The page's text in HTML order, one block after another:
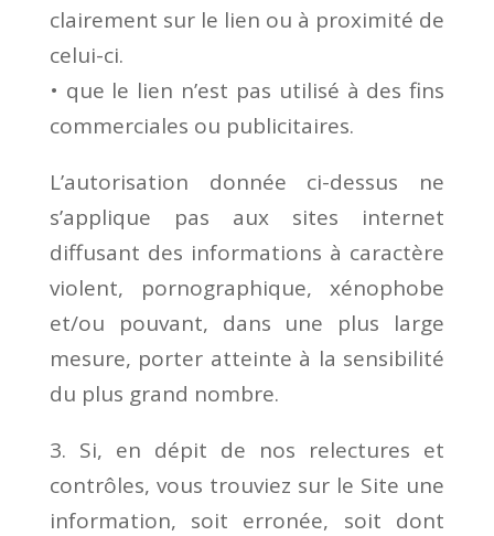
clairement sur le lien ou à proximité de
celui-ci.
• que le lien n’est pas utilisé à des fins
commerciales ou publicitaires.
L’autorisation donnée ci-dessus ne
s’applique pas aux sites internet
diffusant des informations à caractère
violent, pornographique, xénophobe
et/ou pouvant, dans une plus large
mesure, porter atteinte à la sensibilité
du plus grand nombre.
3. Si, en dépit de nos relectures et
contrôles, vous trouviez sur le Site une
information, soit erronée, soit dont